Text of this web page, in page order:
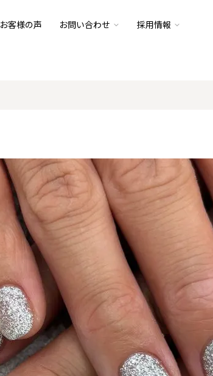
お客様の声 お問い合わせ 採用情報